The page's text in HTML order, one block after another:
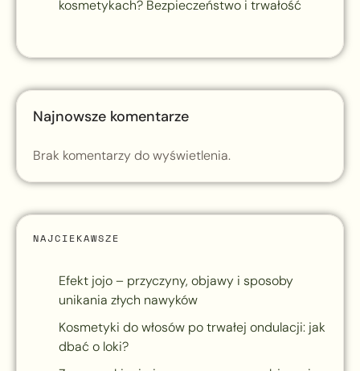
kosmetykach? Bezpieczeństwo i trwałość
Najnowsze komentarze
Brak komentarzy do wyświetlenia.
NAJCIEKAWSZE
Efekt jojo – przyczyny, objawy i sposoby
unikania złych nawyków
Kosmetyki do włosów po trwałej ondulacji: jak
dbać o loki?